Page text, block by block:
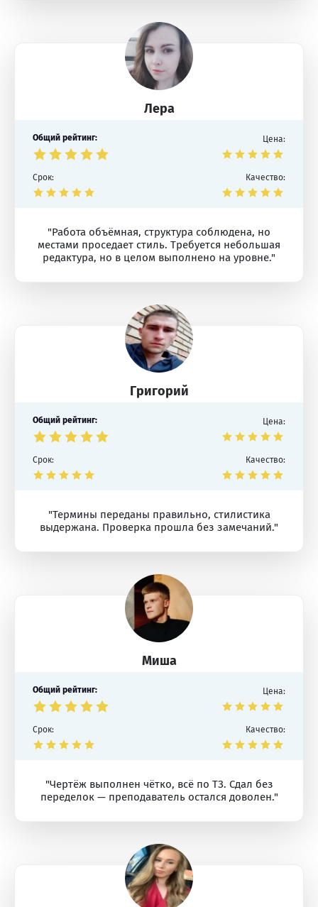
Лера
Общий рейтинг: Цена:
Срок: Качество:
"Работа объёмная, структура соблюдена, но
местами проседает стиль. Требуется небольшая
редактура, но в целом выполнено на уровне."
Григорий
Общий рейтинг: Цена:
Срок: Качество:
"Термины переданы правильно, стилистика
выдержана. Проверка прошла без замечаний."
Миша
Общий рейтинг: Цена:
Срок: Качество:
"Чертёж выполнен чётко, всё по ТЗ. Сдал без
переделок — преподаватель остался доволен."